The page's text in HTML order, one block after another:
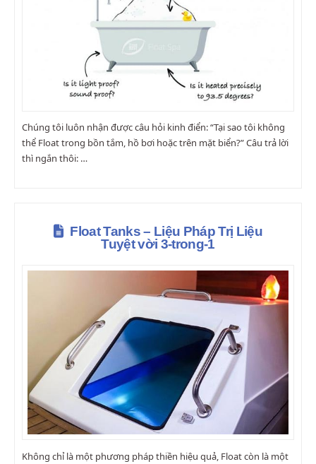
Chúng tôi luôn nhận được câu hỏi kinh điển: “Tại sao tôi không
thể Float trong bồn tắm, hồ bơi hoặc trên mặt biển?” Câu trả lời
thì ngắn thôi: …
Float Tanks – Liệu Pháp Trị Liệu
Tuyệt vời 3-trong-1
Không chỉ là một phương pháp thiền hiệu quả, Float còn là một